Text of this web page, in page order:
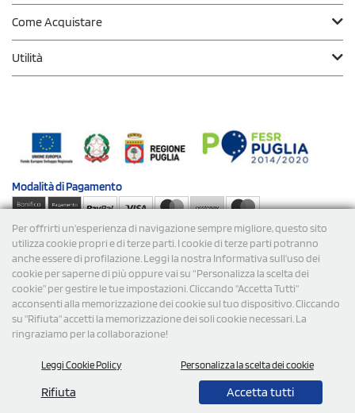
Per offrirti un'esperienza di navigazione sempre migliore, questo sito
utilizza cookie propri e di terze parti. I cookie di terze parti potranno
anche essere di profilazione. Leggi la nostra Informativa sull’uso dei
cookie per saperne di più oppure vai su “Personalizza la scelta dei
cookie” per gestire le tue impostazioni. Cliccando "Accetta Tutti"
acconsenti alla memorizzazione dei cookie sul tuo dispositivo. Cliccando
su "Rifiuta" accetti la memorizzazione dei soli cookie necessari. La
ringraziamo per la collaborazione!
Leggi Cookie Policy Personalizza la scelta dei cookie
Rifiuta Accetta tutti
Come Acquistare
Utilità
Modalità diPagamento
Spedizioni
P.Iva/C.F. 09734470967 - N° Rea MI-2110632